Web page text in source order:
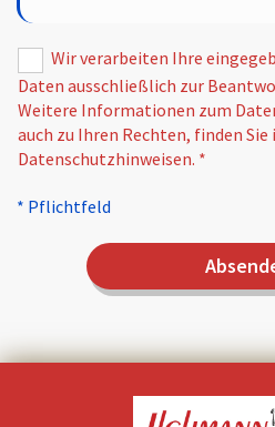
Wir verarbeiten Ihre
Daten ausschließlich zur
Weitere Informationen zum
auch zu Ihren Rechten, finden Sie
Datenschutzhinweisen. *
* Pflichtfeld